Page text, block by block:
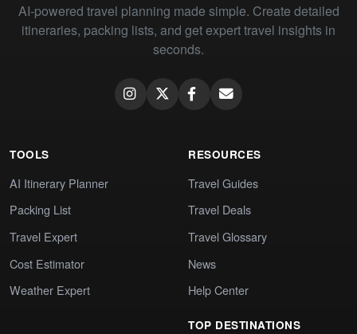
AI-powered travel planning made simple. Create detailed
itineraries, packing lists, and get expert travel insights in
seconds.
TOOLS
AI Itinerary Planner
Packing List
Travel Expert
Cost Estimator
Weather Expert
RESOURCES
Travel Guides
Travel Deals
Travel Glossary
News
Help Center
TOP DESTINATIONS